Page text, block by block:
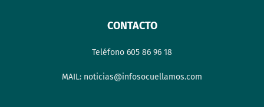
CONTACTO
Teléfono 605 86 96 18
MAIL: noticias@infosocuellamos.com